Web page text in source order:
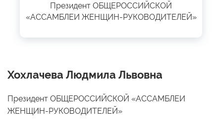
Президент ОБЩЕРОССИЙСКОЙ
«АССАМБЛЕИ ЖЕНЩИН-РУКОВОДИТЕЛЕЙ»
Хохлачева Людмила Львовна
Президент ОБЩЕРОССИЙСКОЙ «АССАМБЛЕИ
ЖЕНЩИН-РУКОВОДИТЕЛЕЙ»